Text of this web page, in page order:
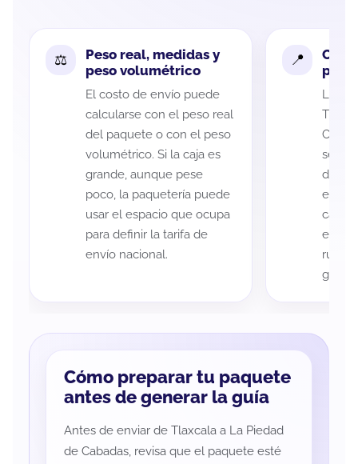
Peso real, medidas y
peso volumétrico
El costo de envío puede
calcularse con el peso real
del paquete o con el peso
volumétrico. Si la caja es
grande, aunque pese
poco, la paquetería puede
usar el espacio que ocupa
para definir la tarifa de
envío nacional.
La
de
cada
es
ruta
guía
Cómo preparar tu paquete
antes de generar la guía
Antes de enviar de Tlaxcala a La Piedad
de Cabadas, revisa que el paquete esté